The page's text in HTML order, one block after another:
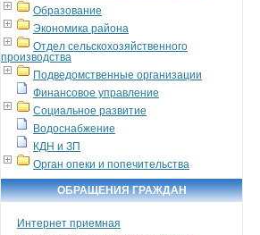
Образование
Экономика района
Отдел сельскохозяйственного
производства
Подведомственные организации
Финансовое управление
Социальное развитие
Водоснабжение
КДН и ЗП
Орган опеки и попечительства
ОБРАЩЕНИЯ ГРАЖДАН
Интернет приемная